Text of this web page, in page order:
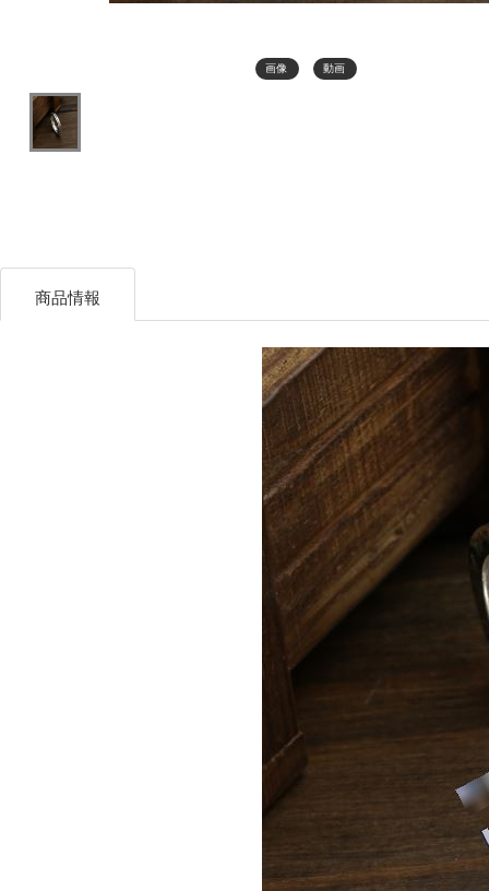
画像 動画
商品情報